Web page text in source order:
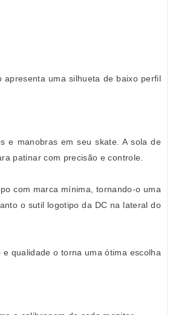
uma silhueta de baixo perfil
e manobras em seu skate. A sola de
patinar com precisão e controle.
com marca mínima, tornando-o uma
o sutil logotipo da DC na lateral do
qualidade o torna uma ótima escolha